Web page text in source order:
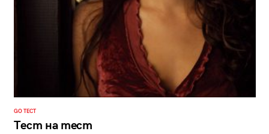
GO ТЕСТ
Тест на тест